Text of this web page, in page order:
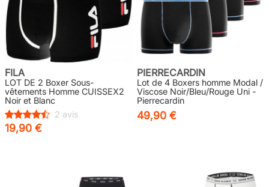
FILA
LOT DE 2 Boxer Sous-
vêtements Homme CUISSEX2
Noir et Blanc
2 avis
19,90 €
PIERRECARDIN
Lot de 4 Boxers homme Modal /
Viscose Noir/Bleu/Rouge Uni -
Pierrecardin
49,90 €